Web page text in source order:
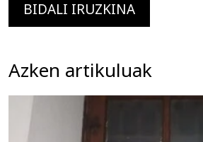
Azken artikuluak